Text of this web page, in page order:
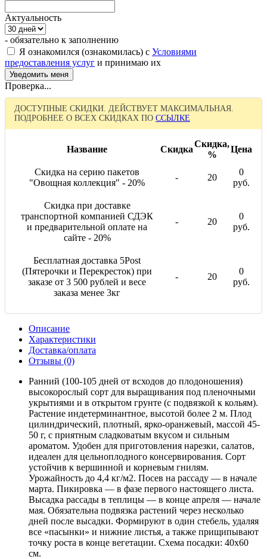
Актуальность
- обязательно к заполнению
Я ознакомился (ознакомилась) с Условиями
предоставления услуг и принимаю их
Проверка...
ДОСТУПНЫЕ СКИДКИ. ДЕЙСТВУЕТ МАКСИМАЛЬНАЯ.
ПОДРОБНЕЕ О ВСЕХ СКИДКАХ ПО ССЫЛКЕ
Название Скидка
Скидка,
%
Цена
Скидка на серию пакетов
"Овощная коллекция" - 20%
- 20
0
руб.
Скидка при доставке
транспортной компанией СДЭК
и предварительной оплате на
сайте - 20%
- 20
0
руб.
Бесплатная доставка 5Post
(Пятерочки и Перекресток) при
заказе от 3 500 рублей и весе
заказа менее 3кг
- 20
0
руб.
Описание
Характеристики
Доставка/оплата
Отзывы (0)
Ранний (100-105 дней от всходов до плодоношения)
высокорослый сорт для выращивания под пленочными
укрытиями и в открытом грунте (с подвязкой к кольям).
Растение индетерминантное, высотой более 2 м. Плод
цилиндрический, плотный, ярко-оранжевый, массой 45-
50 г, с приятным сладковатым вкусом и сильным
ароматом. Удобен для приготовления нарезки, салатов,
идеален для цельноплодного консервирования. Сорт
устойчив к вершинной и корневым гнилям.
Урожайность до 4,4 кг/м2. Посев на рассаду — в начале
марта. Пикировка — в фазе первого настоящего листа.
Высадка рассады в теплицы — в конце апреля — начале
мая. Обязательна подвязка растений через несколько
дней после высадки. Формируют в один стебель, удаляя
все «пасынки» и нижние листья, а также прищипывают
точку роста в конце вегетации. Схема посадки: 40х60
см.